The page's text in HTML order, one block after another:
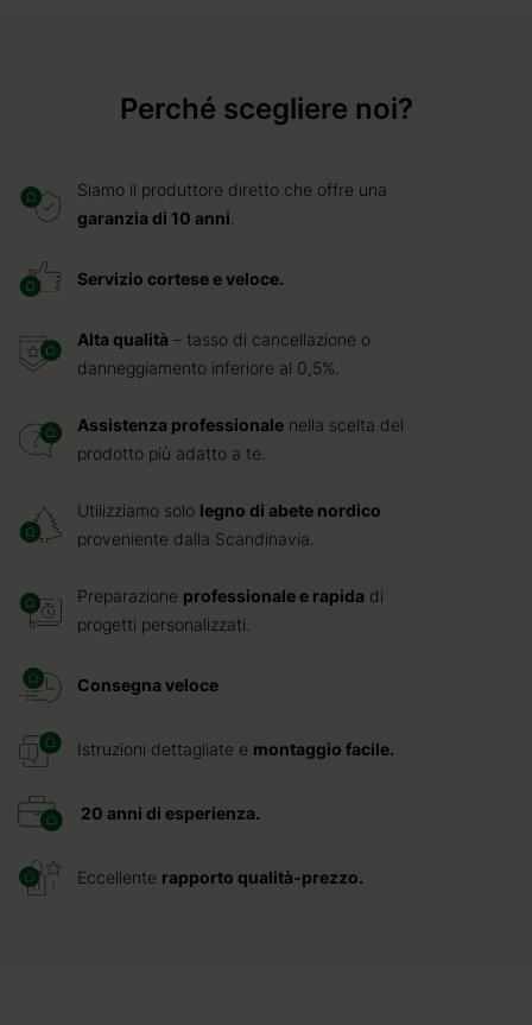
Perché scegliere noi?
Siamo il produttore diretto che offre una
garanzia di 10 anni
Servizio cortese e veloce.
Alta qualità – tasso di cancellazione o
danneggiamento inferiore al 0,5%.
Assistenza professionale nella scelta del
prodotto più adatto a te.
Utilizziamo solo legno di abete nordico
proveniente dalla Scandinavia.
Preparazione professionale e rapida di
progetti personalizzati.
Consegna veloce
Istruzioni dettagliate e montaggio facile.
20 anni di esperienza.
Eccellente rapporto qualità-prezzo.